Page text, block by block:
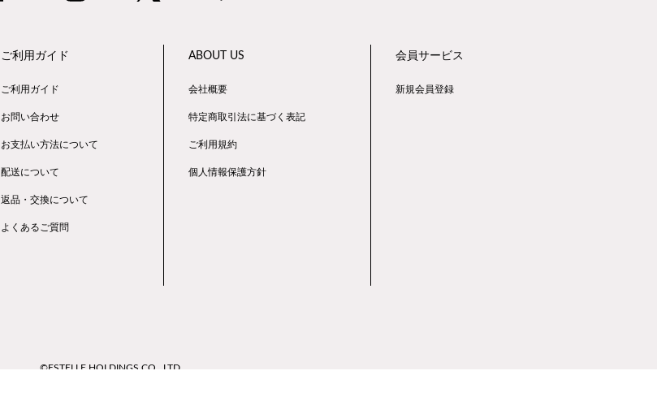
ご利用ガイド
ご利用ガイド
お問い合わせ
お支払い方法について
配送について
返品・交換について
よくあるご質問
ABOUT US
会社概要
特定商取引法に基づく表記
ご利用規約
個人情報保護方針
会員サービス
新規会員登録
©ESTELLE HOLDINGS CO., LTD.